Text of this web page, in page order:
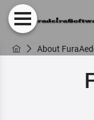
About